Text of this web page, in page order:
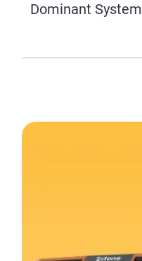
Dominant System